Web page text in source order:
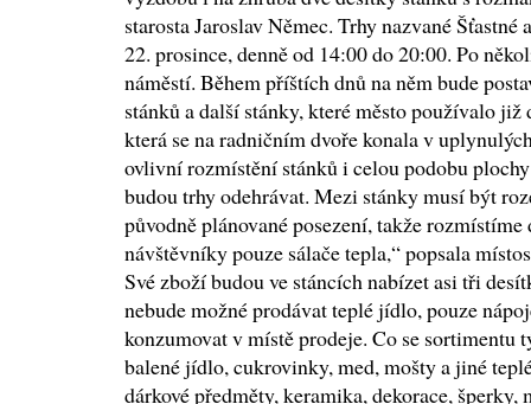
starosta Jaroslav Němec. Trhy nazvané Šťastné
22. prosince, denně od 14:00 do 20:00. Po
náměstí. Během příštích dnů na něm bude
stánků a další stánky, které město používalo
která se na radničním dvoře konala v
ovlivní rozmístění stánků i celou podobu
budou trhy odehrávat. Mezi stánky musí být
původně plánované posezení, takže
návštěvníky pouze sálače tepla,“ popsala
Své zboží budou ve stáncích nabízet asi tři
nebude možné prodávat teplé jídlo, pouze
konzumovat v místě prodeje. Co se sortimentu
balené jídlo, cukrovinky, med, mošty a jiné
dárkové předměty, keramika, dekorace,